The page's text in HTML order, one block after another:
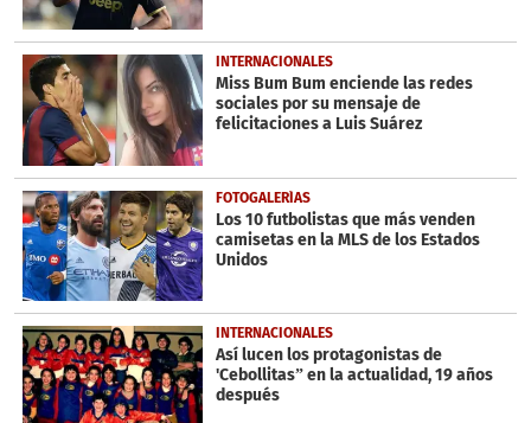
INTERNACIONALES
Miss Bum Bum enciende las redes
sociales por su mensaje de
felicitaciones a Luis Suárez
FOTOGALERÍAS
Los 10 futbolistas que más venden
camisetas en la MLS de los Estados
Unidos
INTERNACIONALES
Así lucen los protagonistas de
'Cebollitas” en la actualidad, 19 años
después